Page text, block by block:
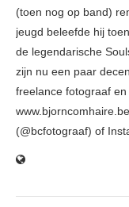
(toen nog op band)
jeugd beleefde hij
de legendarische
zijn nu een paar
freelance fotograaf
(@bcfotograaf) of